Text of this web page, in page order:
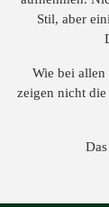
Stil, aber
Wie bei
zeigen nicht